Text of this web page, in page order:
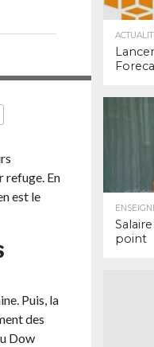
refuge. En
est le
Puis, la
des
Dow
point